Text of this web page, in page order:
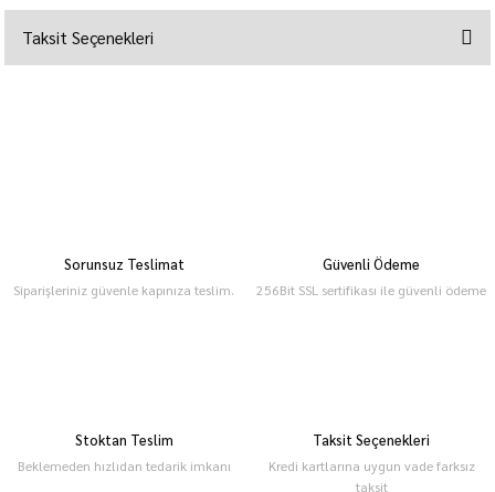
Taksit Seçenekleri
Sorunsuz Teslimat
Siparişleriniz güvenle kapınıza teslim.
Güvenli Ödeme
256Bit SSL sertifikası ile güvenli ödeme
Stoktan Teslim
Beklemeden hızlıdan tedarik imkanı
Taksit Seçenekleri
Kredi kartlarına uygun vade farksız
taksit